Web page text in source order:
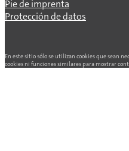
Pie de imprenta
Protección de datos
En este sitio sólo se utilizan cookies que sean
cookies ni funciones similares para mostrar